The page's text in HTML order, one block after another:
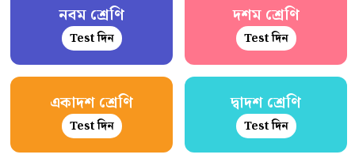
নবম শ্রেণি
Test দিন
দশম শ্রেণি
Test দিন
একাদশ শ্রেণি
Test দিন
দ্বাদশ শ্রেণি
Test দিন